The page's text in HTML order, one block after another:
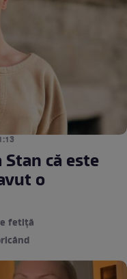
că este
o
fetiță